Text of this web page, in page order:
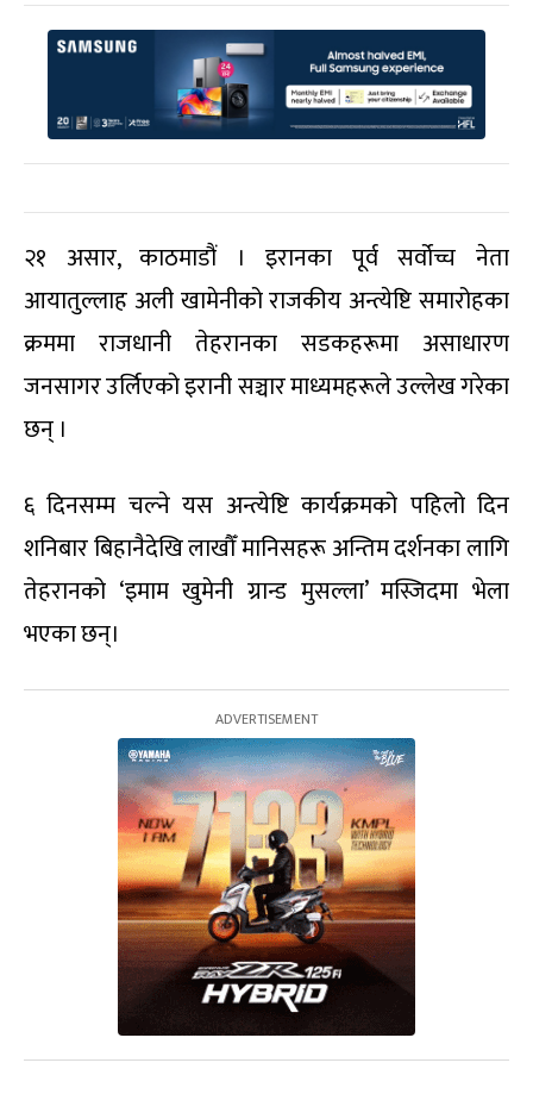
२१ असार, काठमाडौं । इरानका पूर्व सर्वोच्च नेता
आयातुल्लाह अली खामेनीको राजकीय अन्त्येष्टि समारोहका
क्रममा राजधानी तेहरानका सडकहरूमा असाधारण
जनसागर उर्लिएको इरानी सञ्चार माध्यमहरूले उल्लेख गरेका
छन् ।
६ दिनसम्म चल्ने यस अन्त्येष्टि कार्यक्रमको पहिलो दिन
शनिबार बिहानैदेखि लाखौँ मानिसहरू अन्तिम दर्शनका लागि
तेहरानको ‘इमाम खुमेनी ग्रान्ड मुसल्ला’ मस्जिदमा भेला
भएका छन्।